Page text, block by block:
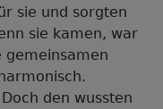
sie und sorgten
sie kamen, war
gemeinsamen
den wussten